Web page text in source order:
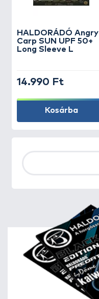
HALDORÁDÓ Angry
Carp SUN UPF 50+
Long Sleeve L
14.990 Ft
Kosárba